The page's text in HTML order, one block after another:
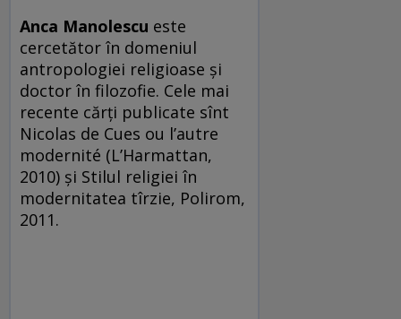
Anca Manolescu este
cercetător în domeniul
antropologiei religioase şi
doctor în filozofie. Cele mai
recente cărţi publicate sînt
Nicolas de Cues ou l’autre
modernité (L’Harmattan,
2010) şi Stilul religiei în
modernitatea tîrzie, Polirom,
2011.